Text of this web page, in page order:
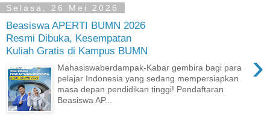
Selasa, 26 Mei 2026
Beasiswa APERTI BUMN 2026
Resmi Dibuka, Kesempatan
Kuliah Gratis di Kampus BUMN
›
Mahasiswaberdampak-Kabar gembira bagi para
pelajar Indonesia yang sedang mempersiapkan
masa depan pendidikan tinggi! Pendaftaran
Beasiswa AP...